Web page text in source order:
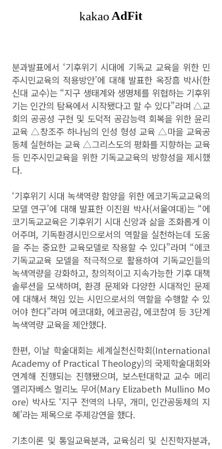
분과발표에서 ‘기후위기 시대에 기독교 교육을 위한 민
주시민교육의 적용방안’에 대해 발표한 옥장흠 박사(한
신대 교수)는 “지구 생태계와 생명체를 위협하는 기후위
기는 인간의 탐욕에서 시작됐다고 할 수 있다”라며 △교
회의 공공성 구현 및 도덕적 공감능력 회복을 위한 윤리
교육 △창조주 하나님의 인성 형성 교육 △마을 교육공
동체 실현하는 교육 △그리스도의 평화를 지향하는 교육
등 민주시민교육을 위한 기독교교육의 방향성을 제시했
다.
‘기후위기 시대 녹색역량 함양을 위한 에코기독교교육의
모델 연구’에 대해 발표한 이진원 박사(서울여대)는 “에
코기독교교육은 기후위기 시대 신앙과 삶을 조화롭게 이
어주며, 기독환경시민으로서의 역할을 실천하는데 도움
을 주는 중요한 교육모델로 작용할 수 있다”라며 “에코
기독교교육 모델을 적극적으로 활용하여 기독교인들의
녹색역량을 강화하고, 창의적이고 지속가능한 기후 대책
솔루션을 모색하며,환경 문제와 다양한 시대적인 문제
에 대해서 책임 있는 시민으로서의 역할을 수행할 수 있
어야 한다”라며 에코대화, 에코공감, 에코참여 등 3단계
녹색역량 교육을 제안했다.
한편, 이날 학술대회는 세계실천신학회(International
Academy of Practical Theology)의 국제학술대회와
연계해 진행되는 진행됐으며, 보스턴대학교 교수 메리
엘리자베스 멀리노 무어(Mary Elizabeth Mullino Mo
ore) 박사도 ‘지구 전역의 나무, 개미, 인간공동체의 지
혜’라는 제목으로 주제강연을 했다.
기초이론 및 통일교육분과, 교육심리 및 신진학자분과,